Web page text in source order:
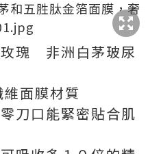
瑰 非洲白茅玻尿
面膜材質
刀口能緊密貼合肌